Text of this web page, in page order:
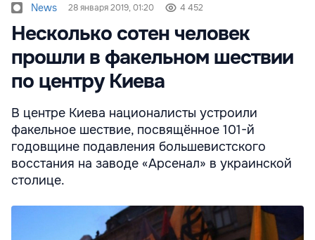
News 28 января 2019, 01:20 4 452
Несколько сотен человек
прошли в факельном шествии
по центру Киева
В центре Киева националисты устроили
факельное шествие, посвящённое 101-й
годовщине подавления большевистского
восстания на заводе «Арсенал» в украинской
столице.